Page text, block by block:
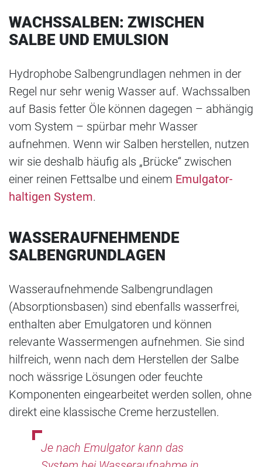
WACHSSALBEN: ZWISCHEN
SALBE UND EMULSION
Hydrophobe Salbengrundlagen nehmen in der
Regel nur sehr wenig Wasser auf. Wachssalben
auf Basis fetter Öle können dagegen – abhängig
vom System – spürbar mehr Wasser
aufnehmen. Wenn wir Salben herstellen, nutzen
wir sie deshalb häufig als „Brücke“ zwischen
einer reinen Fettsalbe und einem Emulgator-
haltigen System.
WASSERAUFNEHMENDE
SALBENGRUNDLAGEN
Wasseraufnehmende Salbengrundlagen
(Absorptionsbasen) sind ebenfalls wasserfrei,
enthalten aber Emulgatoren und können
relevante Wassermengen aufnehmen. Sie sind
hilfreich, wenn nach dem Herstellen der Salbe
noch wässrige Lösungen oder feuchte
Komponenten eingearbeitet werden sollen, ohne
direkt eine klassische Creme herzustellen.
Je nach Emulgator kann das